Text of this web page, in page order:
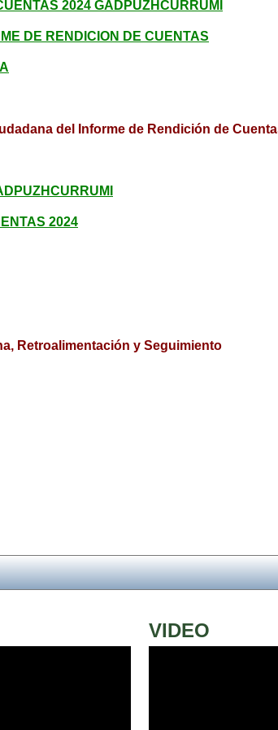
2024 GADPUZHCURRUMI
DE RENDICION DE CUENTAS
del Informe de Rendición de
2024
Retroalimentación y Seguimiento
VIDEO